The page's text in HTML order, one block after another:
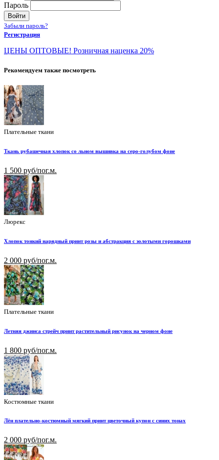
Пароль
Войти
Забыли пароль?
Регистрация
ЦЕНЫ ОПТОВЫЕ! Розничная наценка 20%
Рекомендуем также посмотреть
Плательные ткани
Ткань рубашечная хлопок со льном вышивка на серо-голубом фоне
1 500 руб/пог.м.
Люрекс
Хлопок тонкий нарядный принт розы и абстракция с золотыми горошками
2 000 руб/пог.м.
Плательные ткани
Летняя джинса стрейч принт растительный рисунок на черном фоне
1 800 руб/пог.м.
Костюмные ткани
Лён плательно-костюмный мягкий принт цветочный купон с синих тонах
2 000 руб/пог.м.